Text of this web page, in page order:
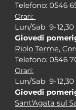
Telefono: 0546
Orari:
Lun/Sab 9-12,30
Giovedi
Riolo Terme,
Telefono: 0546
Orari:
Lun/Sab 9-12,30
Giovedi
Sant'Agata sul